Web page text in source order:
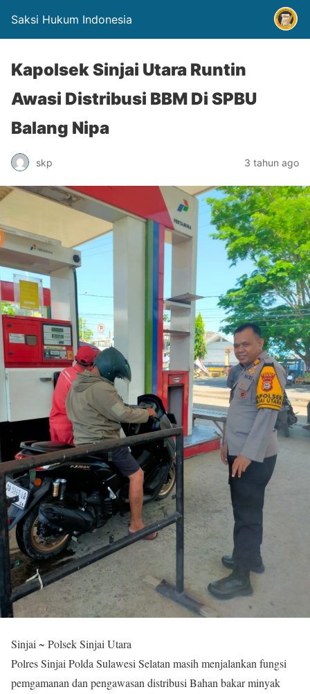
Saksi Hukum Indonesia
Kapolsek Sinjai Utara Runtin
Awasi Distribusi BBM Di SPBU
Balang Nipa
skp 3 tahun ago
Sinjai ~ Polsek Sinjai Utara
Polres Sinjai Polda Sulawesi Selatan masih menjalankan fungsi
pemgamanan dan pengawasan distribusi Bahan bakar minyak